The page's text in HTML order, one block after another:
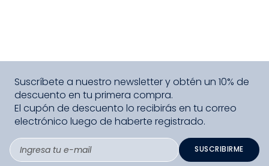
Suscríbete a nuestro newsletter y obtén un 10% de
descuento en tu primera compra.
El cupón de descuento lo recibirás en tu correo
electrónico luego de haberte registrado.
SUSCRIBIRME